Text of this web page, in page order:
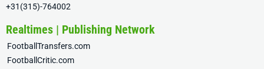
+31(315)-764002
Realtimes | Publishing Network
FootballTransfers.com
FootballCritic.com